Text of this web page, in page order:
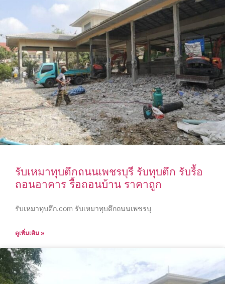
รับเหมาทุบตึกถนนเพชรบุรี รับทุบตึก รับรื้อ
ถอนอาคาร รื้อถอนบ้าน ราคาถูก
รับเหมาทุบตึก.com รับเหมาทุบตึกถนนเพชรบุ
ดูเพิ่มเติม »